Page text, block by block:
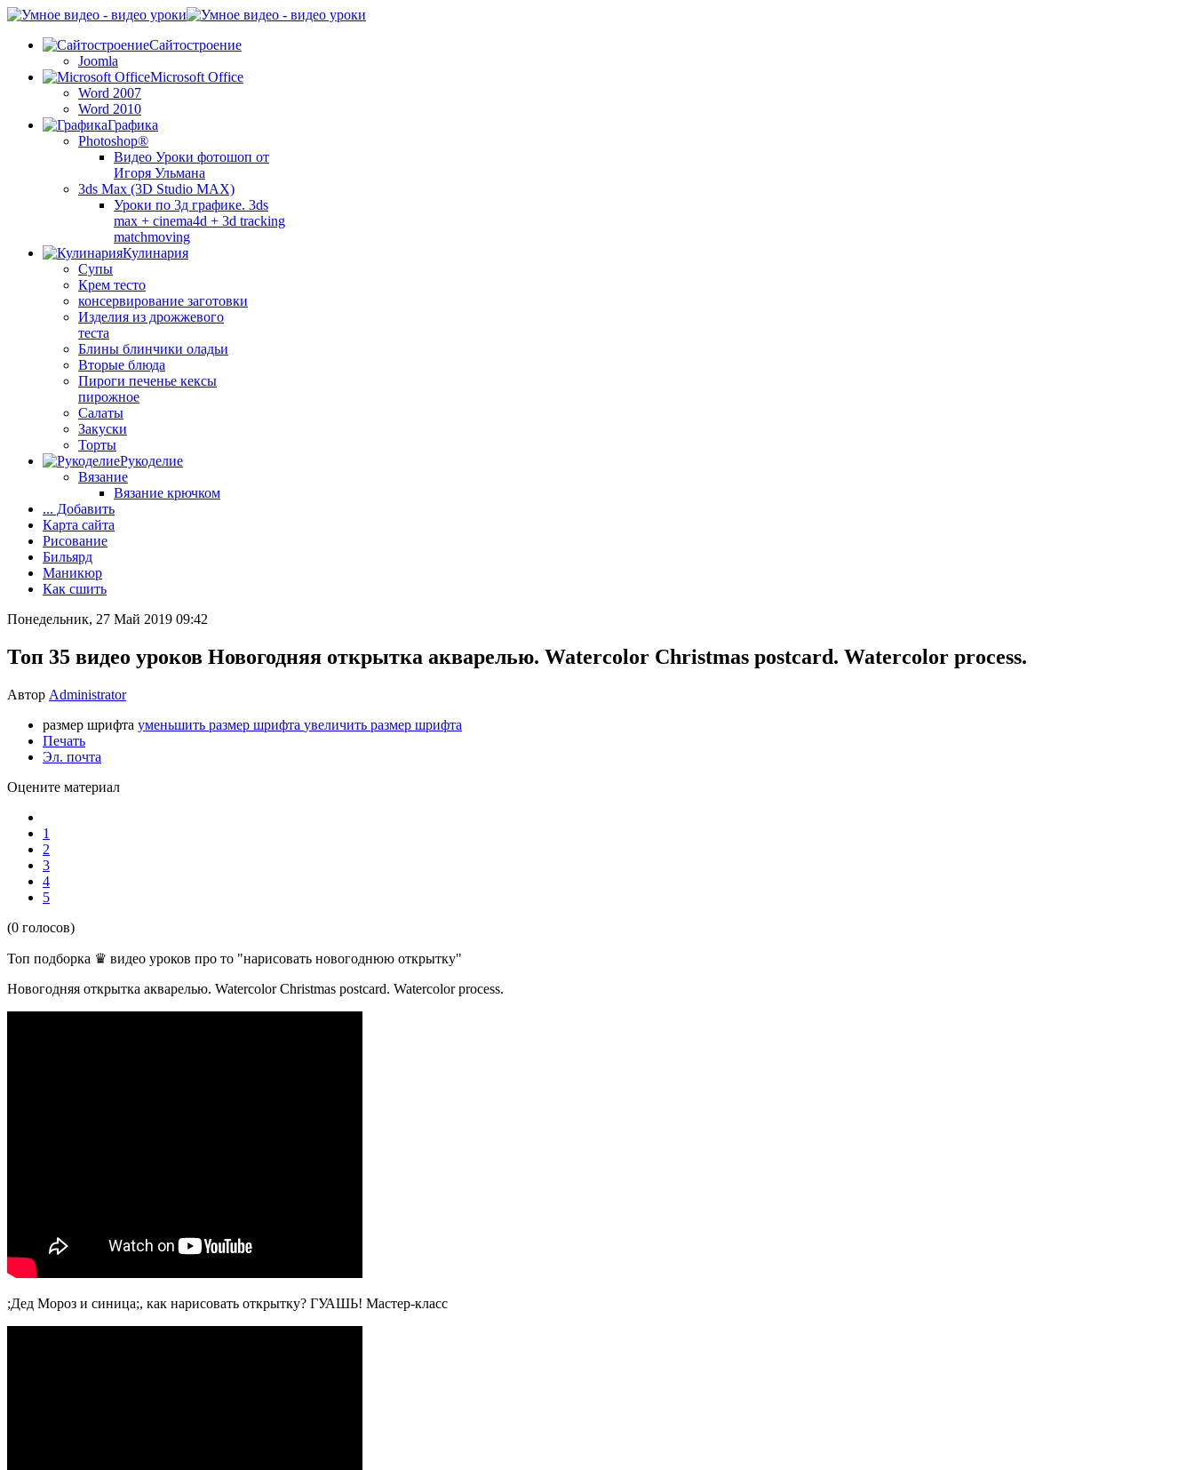
Сайтостроение
Joomla
Microsoft Office
Word 2007
Word 2010
Графика
Photoshop®
Видео Уроки фотошоп от
Игоря Ульмана
3ds Max (3D Studio MAX)
Уроки по 3д графике. 3ds
max + cinema4d + 3d tracking
matchmoving
Кулинария
Супы
Крем тесто
консервирование заготовки
Изделия из дрожжевого
теста
Блины блинчики оладьи
Вторые блюда
Пироги печенье кексы
пирожное
Салаты
Закуски
Торты
Рукоделие
Вязание
Вязание крючком
... Добавить
Карта сайта
Рисование
Бильярд
Маникюр
Как сшить
Понедельник, 27 Май 2019 09:42
Топ 35 видео уроков Новогодняя открытка акварелью. Watercolor Christmas postcard. Watercolor process.
Автор Administrator
размер шрифта уменьшить размер шрифта увеличить размер шрифта
Печать
Эл. почта
Оцените материал
1
2
3
4
5
(0 голосов)
Топ подборка ♛ видео уроков про то "нарисовать новогоднюю открытку"
Новогодняя открытка акварелью. Watercolor Christmas postcard. Watercolor process.
;Дед Мороз и синица;, как нарисовать открытку? ГУАШЬ! Мастер-класс